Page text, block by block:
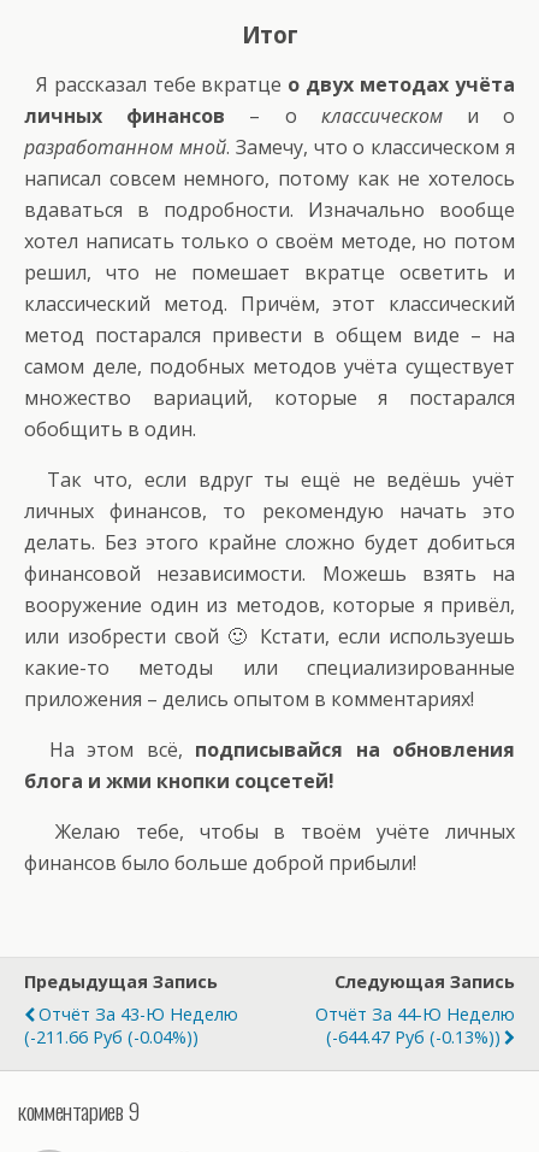
Итог
Я рассказал тебе вкратце о двух методах учёта
личных финансов – о классическоми о
разработанном мной. Замечу, что о классическом я
написал совсем немного, потому как не хотелось
вдаваться в подробности. Изначально вообще
хотел написать только о своём методе, но потом
решил, что не помешает вкратце осветить и
классический метод. Причём, этот классический
метод постарался привести в общем виде – на
самом деле, подобных методов учёта существует
множество вариаций, которые я постарался
обобщить в один.
Так что, если вдруг ты ещё не ведёшь учёт
личных финансов, то рекомендую начать это
делать. Без этого крайне сложно будет добиться
финансовой независимости. Можешь взять на
вооружение один из методов, которые я привёл,
или изобрести свой 🙂 Кстати, если используешь
какие-то методы или специализированные
приложения – делись опытом в комментариях!
На этом всё, подписывайся на обновления
блога и жми кнопки соцсетей!
Желаю тебе, чтобы в твоём учёте личных
финансов было больше доброй прибыли!
Предыдущая Запись
Отчёт За 43-Ю Неделю
(-211.66 Руб (-0.04%))
Следующая Запись
Отчёт За 44-Ю Неделю
(-644.47 Руб (-0.13%))
комментариев 9